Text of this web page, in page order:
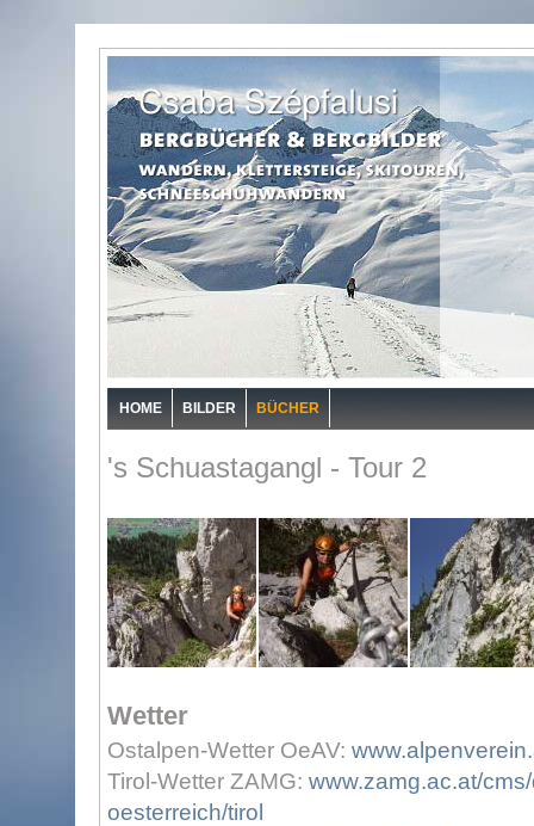
HOME BILDER BÜCHER
's Schuastagangl - Tour 2
Wetter
Ostalpen-Wetter OeAV:
Tirol-Wetter ZAMG: www.zamg.ac.at/
oesterreich/tirol